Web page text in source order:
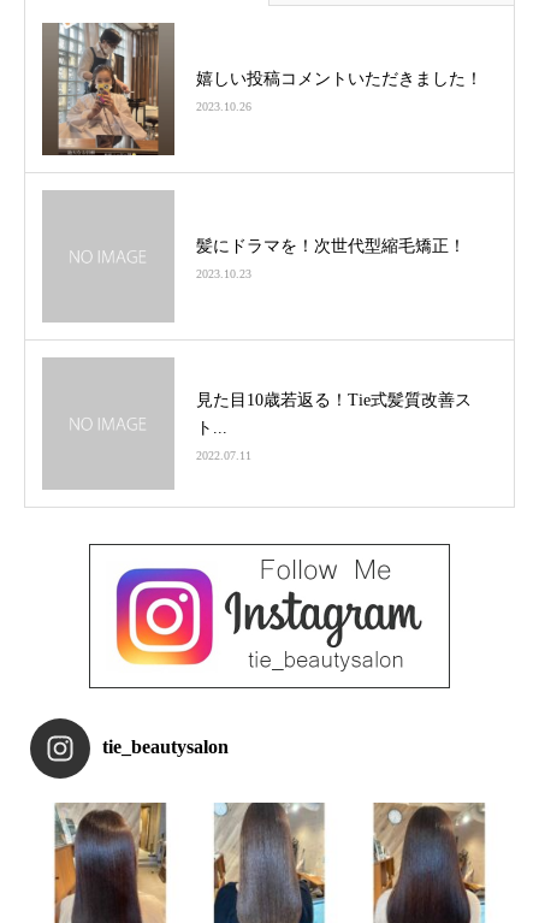
嬉しい投稿コメントいただきました！
2023.10.26
髪にドラマを！次世代型縮毛矯正！
2023.10.23
見た目10歳若返る！Tie式髪質改善ス
ト...
2022.07.11
tie_beautysalon